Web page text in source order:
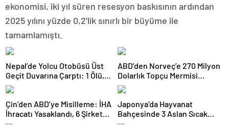
ekonomisi, iki yıl süren resesyon baskısının ardından
2025 yılını yüzde 0,2’lik sınırlı bir büyüme ile
tamamlamıştı.
Nepal’de Yolcu Otobüsü Üst
Geçit Duvarına Çarptı: 1 Ölü,
19 Yaralı
ABD’den Norveç’e 270 Milyon
Dolarlık Topçu Mermisi
Satışına Onay
Çin’den ABD’ye Misilleme: İHA
İhracatı Yasaklandı, 6 Şirket
Japonya’da Hayvanat
Bahçesinde 3 Aslan Sıcak